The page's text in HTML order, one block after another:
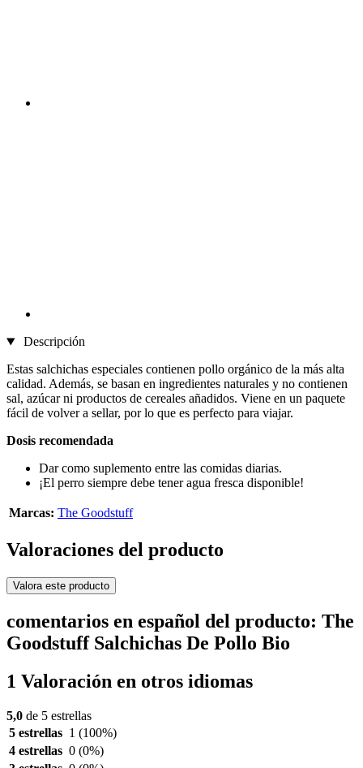
Descripción
Estas salchichas especiales contienen pollo orgánico de la más alta
calidad. Además, se basan en ingredientes naturales y no contienen
sal, azúcar ni productos de cereales añadidos. Viene en un paquete
fácil de volver a sellar, por lo que es perfecto para viajar.
Dosis recomendada
Dar como suplemento entre las comidas diarias.
¡El perro siempre debe tener agua fresca disponible!
Marcas: The Goodstuff
Valoraciones del producto
Valora este producto
comentarios en español del producto: The
Goodstuff Salchichas De Pollo Bio
1 Valoración en otros idiomas
5,0 de 5 estrellas
5 estrellas 1 (100%)
4 estrellas 0 (0%)